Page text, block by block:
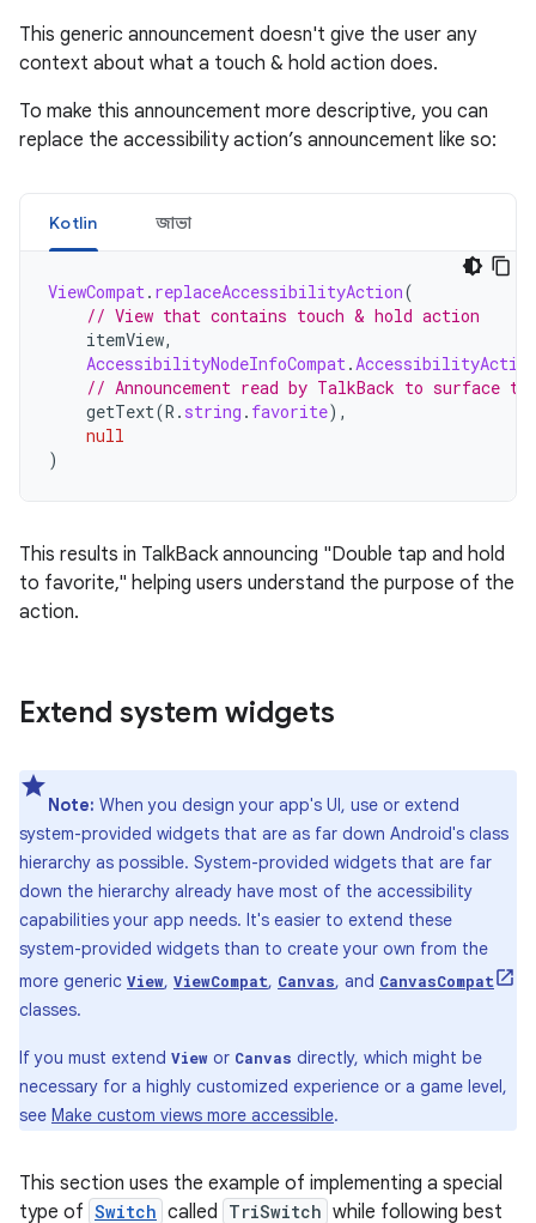
This generic announcement doesn't give the user any
context about what a touch & hold action does.
To make this announcement more descriptive, you can
replace the accessibility action’s announcement like so:
Kotlin জাভা
ViewCompat. replaceAccessibilityAction(
// View that contains touch & hold action
itemView,
AccessibilityNodeInfoCompat.
// Announcement read by TalkBack to surface
getText(R . string . favorite),
null
)
This results in TalkBack announcing "Double tap and hold
to favorite," helping users understand the purpose of the
action.
Extend system widgets
Note: When you design your app's UI, use or extend
system-provided widgets that are as far down Android's class
hierarchy as possible. System-provided widgets that are far
down the hierarchy already have most of the accessibility
capabilities your app needs. It's easier to extend these
system-provided widgets than to create your own from the
more generic View, ViewCompat, Canvas, and CanvasCompat
classes.
If you must extend View or Canvas directly, which might be
necessary for a highly customized experience or a game level,
see Make custom views more accessible.
This section uses the example of implementing a special
type of Switch called TriSwitch while following best